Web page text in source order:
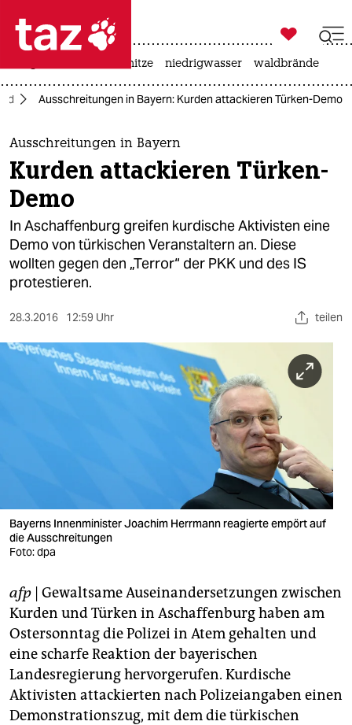
 taz zahl ich
taz zahl ich
themen
politik
öko
gesellschaft
kultur
sport
berlin
veranstaltungen
shop
fragen & hilfe
unterstützen
abo
genossenschaft
epaper login

taz zahl ich
hitze niedrigwasser waldbrände
Ausschreitungen in Bayern: Kurden attackieren Türken-Demo
Ausschreitungen in Bayern
Kurden attackieren Türken-
Demo
In Aschaffenburg greifen kurdische Aktivisten eine
Demo von türkischen Veranstaltern an. Diese
wollten gegen den „Terror“ der PKK und des IS
protestieren.
28.3.2016 12:59 Uhr teilen
Bayerns Innenminister Joachim Herrmann reagierte empört auf
die Ausschreitungen
Foto: dpa
afp | Gewaltsame Auseinandersetzungen zwischen
Kurden und Türken in Aschaffenburg haben am
Ostersonntag die Polizei in Atem gehalten und
eine scharfe Reaktion der bayerischen
Landesregierung hervorgerufen. Kurdische
Aktivisten attackierten nach Polizeiangaben einen
Demonstrationszug, mit dem die türkischen